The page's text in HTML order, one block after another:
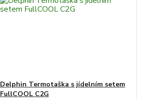
Delphin Termotaška s jídelním setem
FullCOOL C2G